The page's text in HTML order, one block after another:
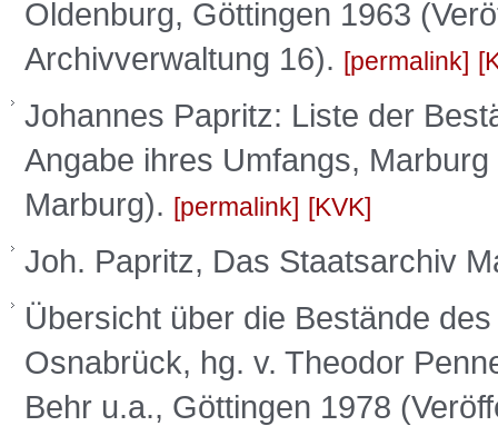
Oldenburg, Göttingen 1963
Archivverwaltung 16).
permalink
Johannes Papritz: Liste der
Angabe ihres Umfangs,
Marburg).
permalink KVK
Joh. Papritz, Das Staatsarchiv
Übersicht über die Bestände
Osnabrück, hg. v. Theodor
Behr u.a., Göttingen 1978